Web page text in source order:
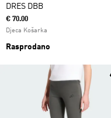
DRES DBB
€ 70.00
Djeca Košarka
Rasprodano